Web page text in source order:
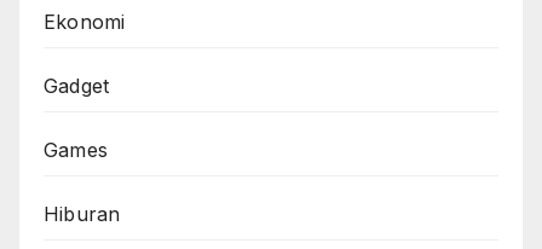
Ekonomi
Gadget
Games
Hiburan